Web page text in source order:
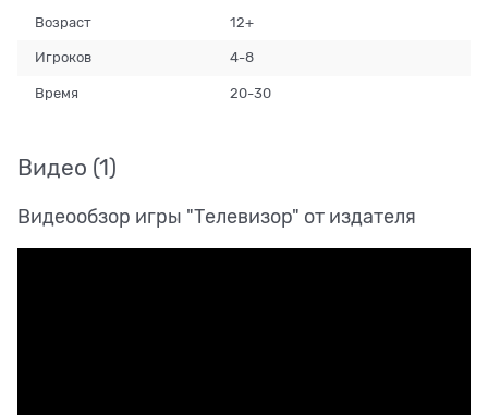
Возраст 12+
Игроков 4-8
Время 20-30
Видео (1)
Видеообзор игры "Телевизор" от издателя